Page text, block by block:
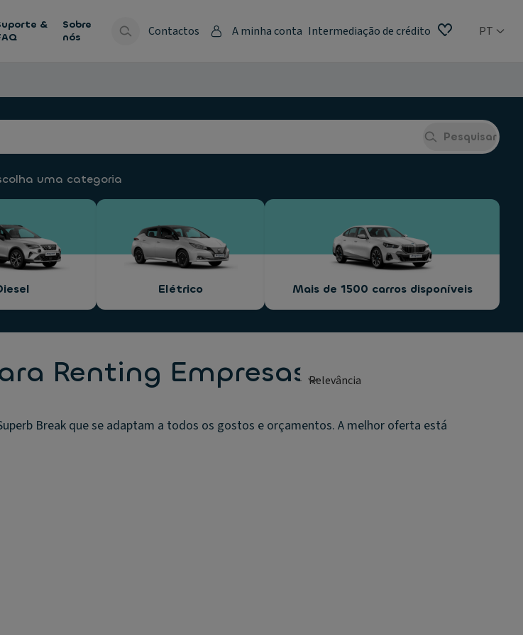
&
Sobre
nós
Contactos A minha conta Intermediação de crédito PT
Pesquisar
uma categoria
Elétrico Mais de 1500 carros disponíveis
Renting Empresas
Break que se adaptam a todos os gostos e orçamentos. A melhor oferta está